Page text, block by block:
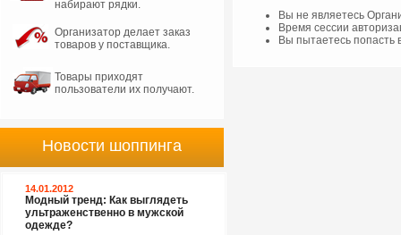
Вы не являетесь
Время сессии
Вы пытаетесь попасть
набирают рядки.
Организатор делает заказ
товаров у поставщика.
Товары приходят
пользователи их получают.
Новости шоппинга
14.01.2012
Модный тренд: Как выглядеть
ультраженственно в мужской
одежде?